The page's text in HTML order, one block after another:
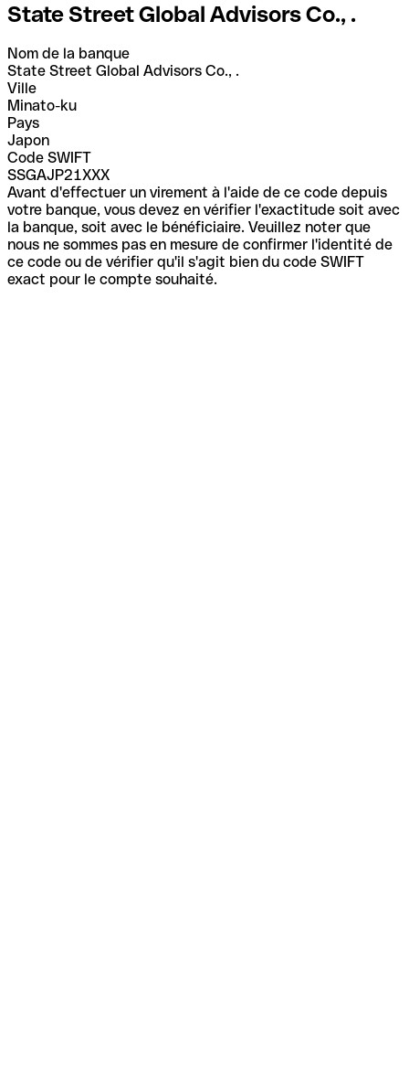
State Street Global Advisors Co., .
Nom de la banque
State Street Global Advisors Co., .
Ville
Minato-ku
Pays
Japon
Code SWIFT
SSGAJP21XXX
Avant d'effectuer un virement à l'aide de ce code depuis
votre banque, vous devez en vérifier l'exactitude soit avec
la banque, soit avec le bénéficiaire. Veuillez noter que
nous ne sommes pas en mesure de confirmer l'identité de
ce code ou de vérifier qu'il s'agit bien du code SWIFT
exact pour le compte souhaité.